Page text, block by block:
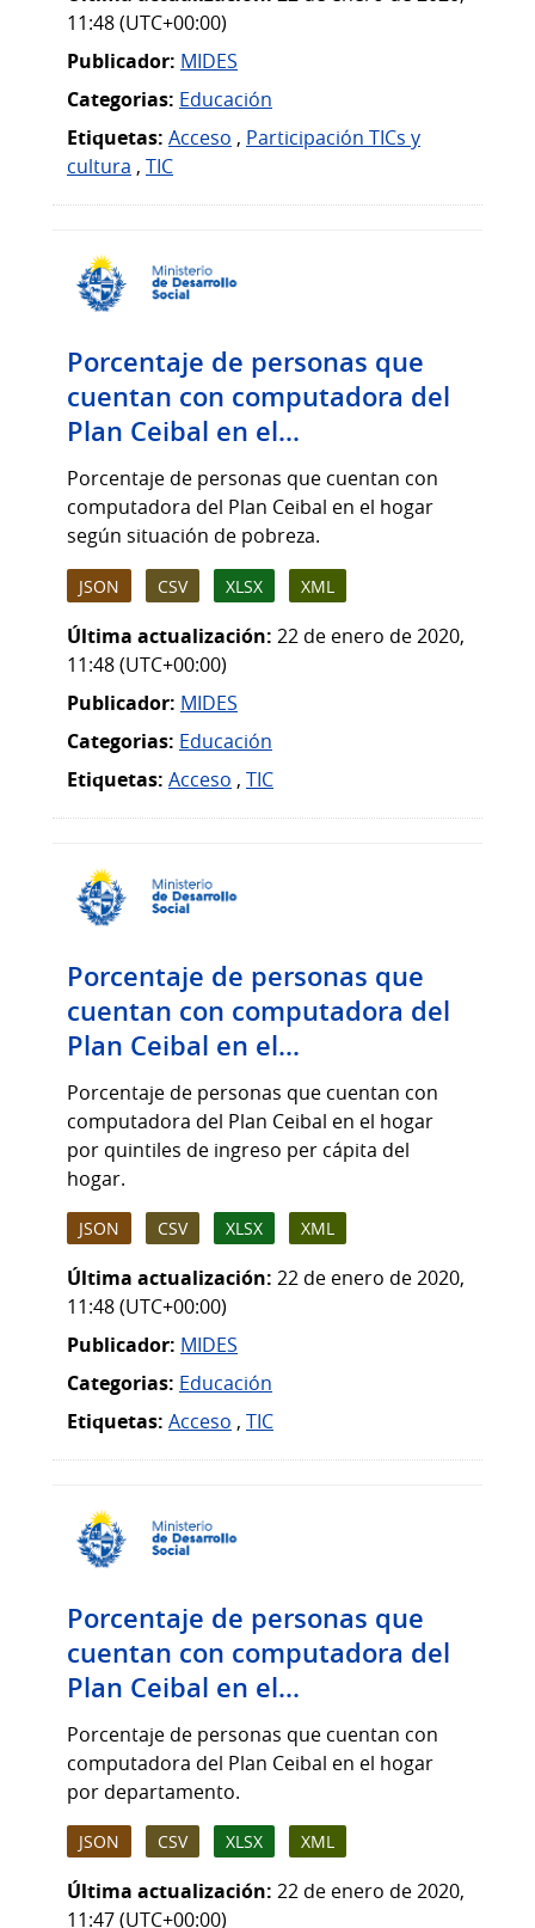
11:48 (UTC+00:00)
Publicador: MIDES
Categorias: Educación
Etiquetas: Acceso , Participación TICs y
cultura , TIC
Porcentaje de personas que
cuentan con computadora del
Plan Ceibal en el...
Porcentaje de personas que cuentan con
computadora del Plan Ceibal en el hogar
según situación de pobreza.
JSON CSV XLSX XML
Última actualización: 22 de enero de 2020,
11:48 (UTC+00:00)
Publicador: MIDES
Categorias: Educación
Etiquetas: Acceso , TIC
Porcentaje de personas que
cuentan con computadora del
Plan Ceibal en el...
Porcentaje de personas que cuentan con
computadora del Plan Ceibal en el hogar
por quintiles de ingreso per cápita del
hogar.
JSON CSV XLSX XML
Última actualización: 22 de enero de 2020,
11:48 (UTC+00:00)
Publicador: MIDES
Categorias: Educación
Etiquetas: Acceso , TIC
Porcentaje de personas que
cuentan con computadora del
Plan Ceibal en el...
Porcentaje de personas que cuentan con
computadora del Plan Ceibal en el hogar
por departamento.
JSON CSV XLSX XML
Última actualización: 22 de enero de 2020,
11:47 (UTC+00:00)